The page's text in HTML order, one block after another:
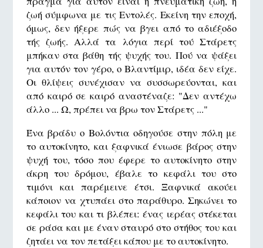
ζωή σύμφωνα με τις Εντολές. Εκείνη την εποχή,
όμως, δεν ήξερε πώς να βγει από το αδιέξοδο
τής ζωής. Αλλά τα λόγια περί τού Στάρετς
μπήκαν στα βάθη τής ψυχής του. Πού να ψάξει
για αυτόν τον γέρο, ο Βλαντίμιρ, ιδέα δεν είχε.
Οι θλίψεις συνέχισαν να συσσωρεύονται, και
από καιρό σε καιρό αναστέναζε: "Δεν αντέχω
άλλο ... Ω, πρέπει να βρω τον Στάρετς ..."
Ένα βράδυ ο Βολόντια οδηγούσε στην πόλη με
το αυτοκίνητο, και ξαφνικά ένιωσε βάρος στην
ψυχή του, τόσο που έφερε το αυτοκίνητο στην
άκρη του δρόμου, έβαλε το κεφάλι του στο
τιμόνι και παρέμεινε έτσι. Ξαφνικά ακούει
κάποιον να χτυπάει στο παράθυρο. Σηκώνει το
κεφάλι του και τι βλέπει: ένας ιερέας στέκεται
σε ράσα και με έναν σταυρό στο στήθος του και
ζητάει να τον πετάξει κάπου με το αυτοκίνητο.